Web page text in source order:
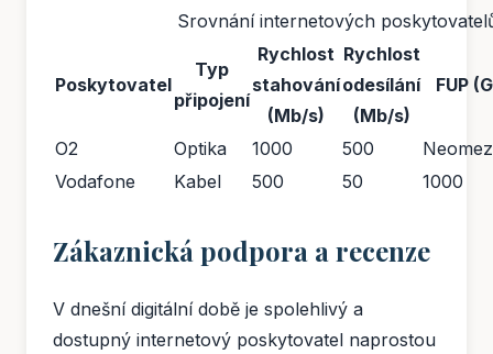
Srovnání internetových
Poskytovatel
Typ
připojení
Rychlost
stahování
(Mb/s)
Rychlost
odesílání
(Mb/s)
FUP
O2 Optika 1000 500
Vodafone
Kabel 500 50 1000
Zákaznická podpora a recenze
V dnešní digitální době je spolehlivý a
dostupný internetový poskytovatel naprostou